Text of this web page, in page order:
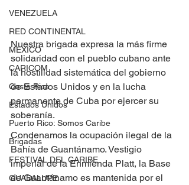
VENEZUELA
RED CONTINENTAL
MEXICO
CARICOM
Costa Rica
Estados Unidos
Puerto Rico: Somos Caribe
Brigadas
FESTIVAL DEL CARIBE
GUADALUPE
Nuestra brigada expresa la más firme
solidaridad con el pueblo cubano ante
la hostilidad sistemática del gobierno
de Estados Unidos y en la lucha
permanente de Cuba por ejercer su
soberanía.
Condenamos la ocupación ilegal de la
Bahía de Guantánamo. Vestigio
imperial de la Enmienda Platt, la Base
de Guantánamo es mantenida por el